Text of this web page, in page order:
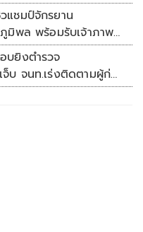
ชมป์จักรยาน
ภูมิพล พร้อมรับเจ้าภาพ
บยิงตำรวจ
บ จนท.เร่งติดตามผู้ก่อ